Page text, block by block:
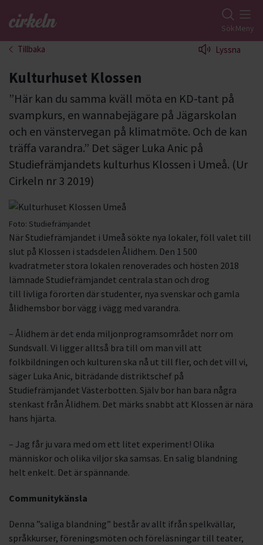
Gå till studiefrämjandets startsida SökMeny
Tillbaka Lyssna
Kulturhuset Klossen
”Här kan du samma kväll möta en KD-tant på
svampkurs, en wannabejägare på Jägarskolan
och en vänstervegan på klimatmöte. Och de kan
träffa varandra.” Det säger Luka Anic på
Studiefrämjandets kulturhus Klossen i Umeå. (Ur
Cirkeln nr 3 2019)
Foto: Studiefrämjandet
När Studiefrämjandet i Umeå sökte nya lokaler, föll valet till
slut på Klossen i stadsdelen Ålidhem. Den 1 500
kvadratmeter stora lokalen renoverades och hösten 2018
lämnade Studiefrämjandet centrala stan och drog
till livliga förorten där studenter, nya svenskar och gamla
ålidhemsbor bor vägg i vägg med varandra.
– Ålidhem är det enda miljonprogramsområdet norr om
Sundsvall. Vi ligger alltså bra till om man vill att
folkbildningen och kulturen ska nå ut till fler, och det vill vi,
säger Luka Anic, biträdande distriktschef på
Studiefrämjandet Västerbotten. Själv bor han bara några
stenkast från Ålidhem. Det märks snabbt att Klossen är nära
hans hjärta.
– Jag får ju vara med om ett litet experiment! Olika
människor och olika viljor ska samsas. En salig blandning
helt enkelt. Det är spännande.
Communitykänsla
Denna ”saliga blandning” består av allt ifrån spelkvällar,
språkkurser, föreningsmöten och föreläsningar till teater,